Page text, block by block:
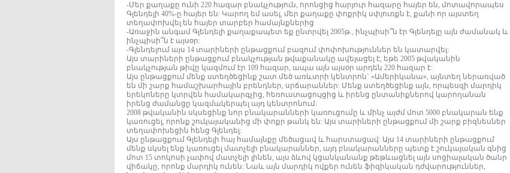
-Մեր քաղաքը ունի 220 հազար բնակչություն, որոնցից հարյուր հազարը հայեր են, մոտավորապես
Գլենդելի 40%-ը հայեր են: Կարող եմ ասել, մեր քաղաքը փոքրիկ սփյուռքն է, քանի որ այստեղ
տեղափոխվել են հայեր տարբեր համայնքներից
-Առաջին անգամ Գլենդելի քաղաքապետ եք ընտրվել 2005թ., ինչպիսի՞ն էր Գլենդելը այն ժամանակ և
ինչպիսի՞ն է այսօր:
-Գլենդելում այս 14 տարիների ընթացքում բազում փոփոխություններ են կատարվել:
Այս տարիների ընթացքում բնակչության թվաքանակը ավելացել է, եթե 2005 թվականին
բնակչության թիվը կազմում էր 109 հազար, ապա այն այսօր արդեն 220 հազար է:
Այս ընթացքում մենք ստեղծեցինք շատ մեծ առևտրի կենտրոն` «Ամերիկանա», այնտեղ ներառված
են մի շարք համաշխարհային բրենդներ, սրճարաններ: Մենք ստեղծեցինք այն, որպեսզի մարդիկ
երեկոները կտրվեն համակարգչից, հեռուստացույցից և իրենց ընտանիքներով կարողանան
իրենց ժամանցը կազմակերպել այդ կենտրոնում:
2008 թվականին սկսեցինք նոր բնակարանների կառուցումը և մինչ այժմ մոտ 5000 բնակարան ենք
կառուցել, որոնք շուկայականից մի փոքր թանկ են: Այս տարիների ընթացքում մի շարք բիզնեսներ
տեղափոխեցին հենց Գլենդել:
Այս ընթացքում Գլենդելի հայ համայնքը մեծացավ և հարստացավ: Այս 14 տարիների ընթացքում
մենք սկսել ենք կառուցել մատչելի բնակարաններ, այդ բնակարանները պետք է շուկայական գնից
մոտ 15 տոկոսի չափով մատչելի լինեն, այս ձևով կցանկանանք թեթևացնել այն սոցիալական ծանր
վիճակը, որոնք մարդիկ ունեն: Նաև այն մարդիկ ովքեր ունեն ֆիզիկական դժվարություններ,